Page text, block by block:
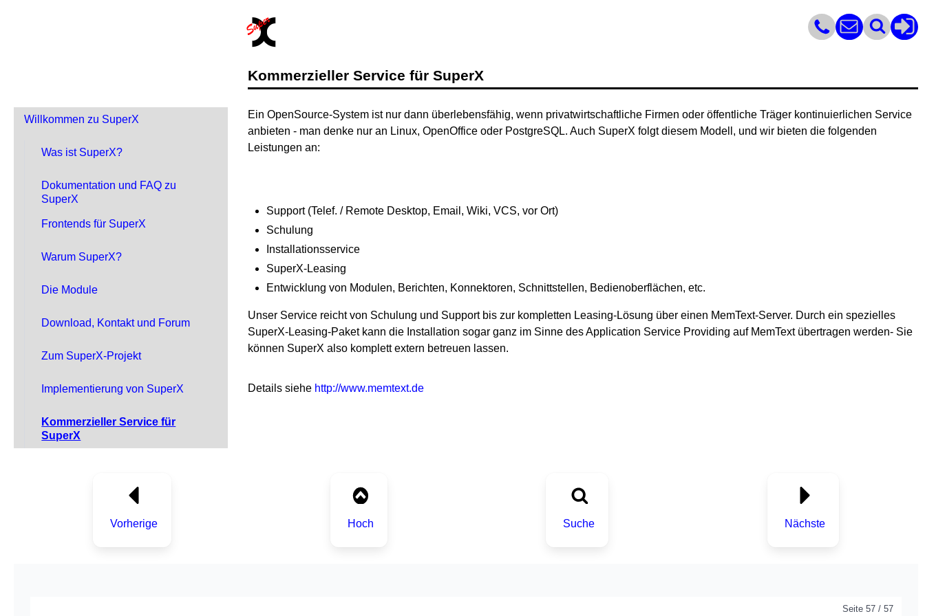
Kommerzieller Service für SuperX
Willkommen zu SuperX
Was ist SuperX?
Dokumentation und FAQ zu
SuperX
Frontends für SuperX
Warum SuperX?
Die Module
Download, Kontakt und Forum
Zum SuperX-Projekt
Implementierung von SuperX
Kommerzieller Service für
SuperX
Ein OpenSource-System ist nur dann überlebensfähig, wenn privatwirtschaftliche Firmen oder öffentliche Träger kontinuierlichen Service
anbieten - man denke nur an Linux, OpenOffice oder PostgreSQL. Auch SuperX folgt diesem Modell, und wir bieten die folgenden
Leistungen an:
Support (Telef. / Remote Desktop, Email, Wiki, VCS, vor Ort)
Schulung
Installationsservice
SuperX-Leasing
Entwicklung von Modulen, Berichten, Konnektoren, Schnittstellen, Bedienoberflächen, etc.
Unser Service reicht von Schulung und Support bis zur kompletten Leasing-Lösung über einen MemText-Server. Durch ein spezielles
SuperX-Leasing-Paket kann die Installation sogar ganz im Sinne des Application Service Providing auf MemText übertragen werden- Sie
können SuperX also komplett extern betreuen lassen.
Details siehe http://www.memtext.de
Vorherige Hoch Suche Nächste
Seite 57 / 57